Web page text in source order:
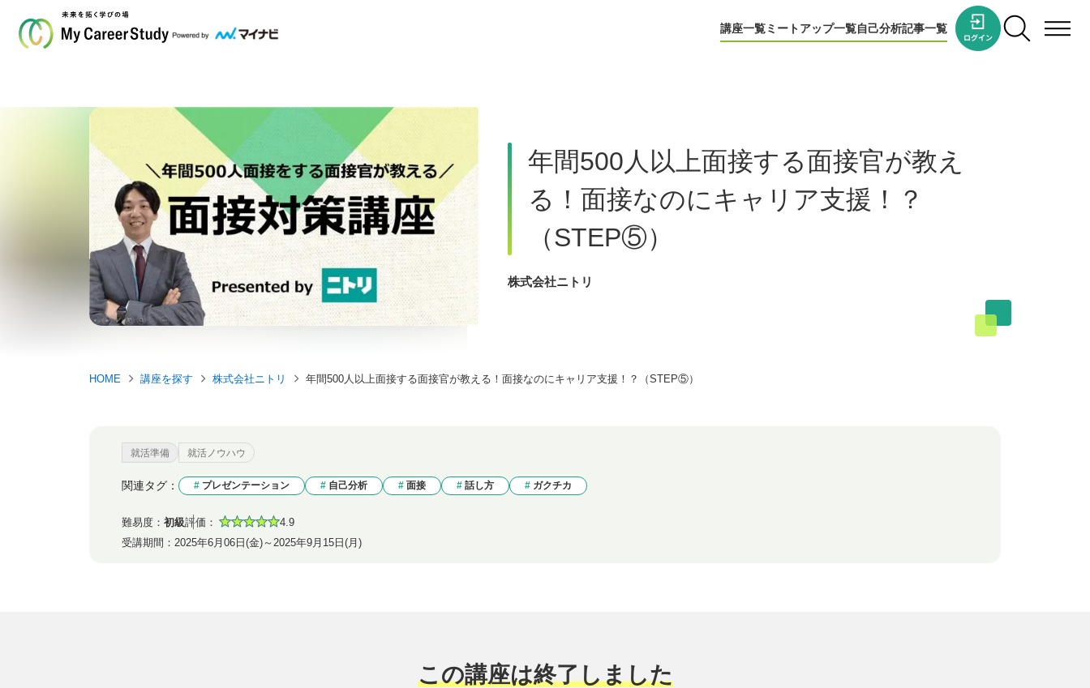
講座一覧ミートアップ一覧自己分析記事一覧
年間500人以上面接する面接官が教え
る！面接なのにキャリア支援！？
（STEP⑤）
株式会社ニトリ
HOME 講座を探す 株式会社ニトリ 年間500人以上面接する面接官が教える！面接なのにキャリア支援！？（STEP⑤）
就活準備 就活ノウハウ
関連タグ： プレゼンテーション 自己分析 面接 話し方 ガクチカ
難易度： 初級評価：
4.9
受講期間： 2025年6月06日(金)～2025年9月15日(月)
この講座は終了しました